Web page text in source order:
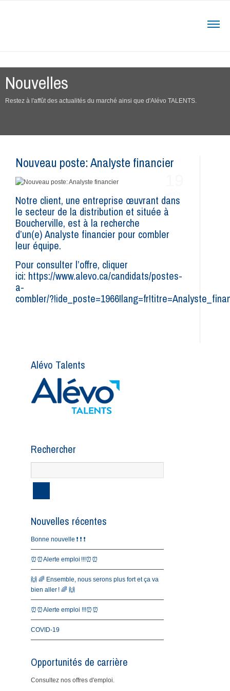
Nouvelles
Restez à l'affût des actualités du marché ainsi que d'Alévo TALENTS.
Nouveau poste: Analyste financier
Notre client, une entreprise œuvrant dans
le secteur de la distribution et située à
Boucherville, est à la recherche
d’un(e) Analyste financier pour combler
leur équipe.
Pour consulter l’offre, cliquer
ici: https://www.alevo.ca/candidats/postes-
a-
combler/
Alévo Talents
Rechercher
Nouvelles récentes
Bonne nouvelle ❗️ ❗️ ❗️
⏰⏰Alerte emploi !!!⏰⏰
🙌 🌈 Ensemble, nous serons plus fort et ça va
bien aller ! 🌈 🙌
⏰⏰Alerte emploi !!!⏰⏰
COVID-19
Opportunités de carrière
Consultez nos offres d'emploi.